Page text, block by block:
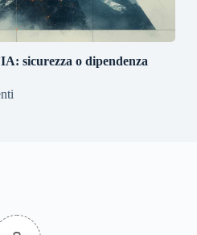
sicurezza o dipendenza